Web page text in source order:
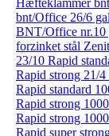
Hæfteklammer
bnt/Office 26/6
BNT/Office nr.10
forzinket stål
23/10 Rapid
Rapid strong 21/
Rapid standard
Rapid strong
Rapid strong
Rapid super